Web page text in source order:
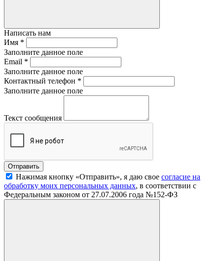
Написать нам
Имя *
Заполните данное поле
Email *
Заполните данное поле
Контактный телефон *
Заполните данное поле
Текст сообщения
Нажимая кнопку «Отправить», я даю свое согласие на
обработку моих персональных данных, в соответствии с
Федеральным законом от 27.07.2006 года №152-ФЗ